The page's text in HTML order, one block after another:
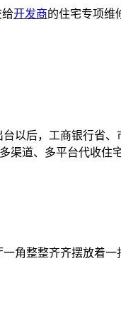
开发商的住宅专项维
以后，工商银行省
渠道、多平台代收住
角整整齐齐摆放着一